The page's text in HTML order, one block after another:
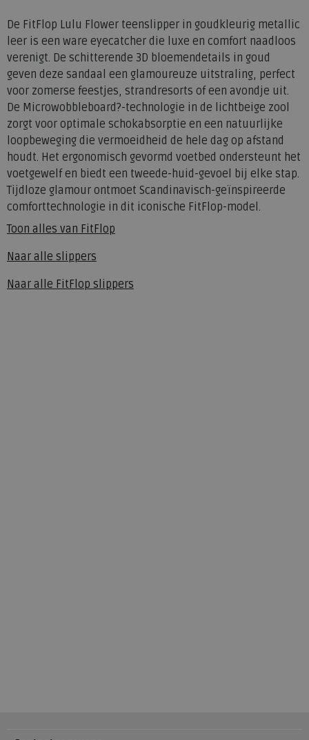
De FitFlop Lulu Flower teenslipper in goudkleurig metallic
leer is een ware eyecatcher die luxe en comfort naadloos
verenigt. De schitterende 3D bloemendetails in goud
geven deze sandaal een glamoureuze uitstraling, perfect
voor zomerse feestjes, strandresorts of een avondje uit.
De Microwobbleboard?-technologie in de lichtbeige zool
zorgt voor optimale schokabsorptie en een natuurlijke
loopbeweging die vermoeidheid de hele dag op afstand
houdt. Het ergonomisch gevormd voetbed ondersteunt het
voetgewelf en biedt een tweede-huid-gevoel bij elke stap.
Tijdloze glamour ontmoet Scandinavisch-geïnspireerde
comforttechnologie in dit iconische FitFlop-model.
Toon alles van FitFlop
Naar alle slippers
Naar alle FitFlop slippers